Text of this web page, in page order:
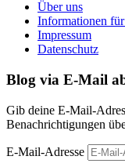
Über uns
Informationen
Impressum
Datenschutz
Blog via E-Mail
Gib deine E-Mail-
Benachrichtigungen
E-Mail-Adresse